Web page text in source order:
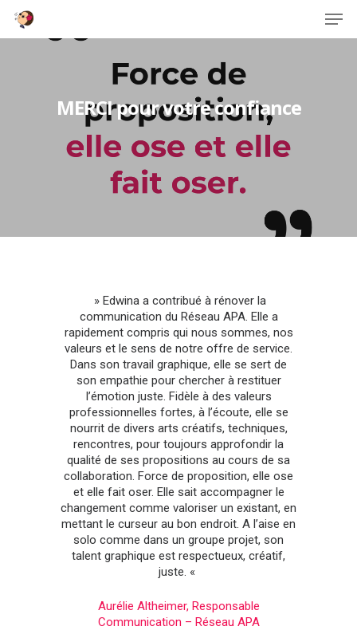
Hit enter to search or ESC to close
MERCI pour votre confiance
» Edwina a contribué à rénover la
communication du Réseau APA. Elle a
rapidement compris qui nous sommes, nos
valeurs et le sens de notre offre de service.
Dans son travail graphique, elle se sert de
son empathie pour chercher à restituer
l’émotion juste. Fidèle à des valeurs
professionnelles fortes, à l’écoute, elle se
nourrit de divers arts créatifs, techniques,
rencontres, pour toujours approfondir la
qualité de ses propositions au cours de sa
collaboration. Force de proposition, elle ose
et elle fait oser. Elle sait accompagner le
changement comme valoriser un existant, en
mettant le curseur au bon endroit. A l’aise en
solo comme dans un groupe projet, son
talent graphique est respectueux, créatif,
juste. «
Aurélie Altheimer, Responsable
Communication – Réseau APA